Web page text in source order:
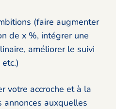
(faire augmenter
de x %, intégrer une
améliorer le suivi
votre accroche et à la
annonces auxquelles